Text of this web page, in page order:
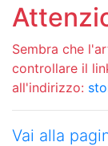
Sembra che
controllare il
all'indirizzo:
Vai alla